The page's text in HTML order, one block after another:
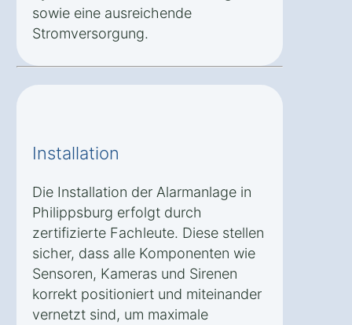
sowie eine ausreichende
Stromversorgung.
Installation
Die Installation der Alarmanlage in
Philippsburg erfolgt durch
zertifizierte Fachleute. Diese stellen
sicher, dass alle Komponenten wie
Sensoren, Kameras und Sirenen
korrekt positioniert und miteinander
vernetzt sind, um maximale